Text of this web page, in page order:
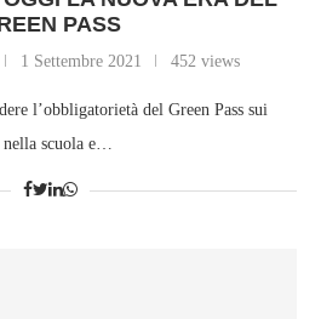
PASS
1 Settembre 2021 452 views
l’obbligatorietà del Green Pass sui
nella scuola e…